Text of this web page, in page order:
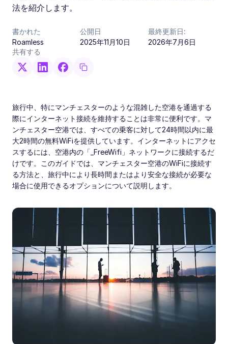
法を紹介します。
書かれた
Roamless
公開日
2025年11月10日
最終更新日:
2026年7月6日
共有する
旅行中、特にマンチェスターのような混雑した空港を通過する
際にインターネット接続を維持することは非常に便利です。マ
ンチェスター空港では、すべての乗客に対して24時間以内に最
大2時間の無料WiFiを提供しています。インターネットにアクセ
スするには、空港内の「_FreeWifi」ネットワークに接続するだ
けです。このガイドでは、マンチェスター空港のWiFiに接続す
る方法と、旅行中により長時間またはより安全な接続が必要な
場合に使用できるオプションについて説明します。